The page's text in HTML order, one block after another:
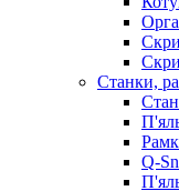
Станки,
Q-